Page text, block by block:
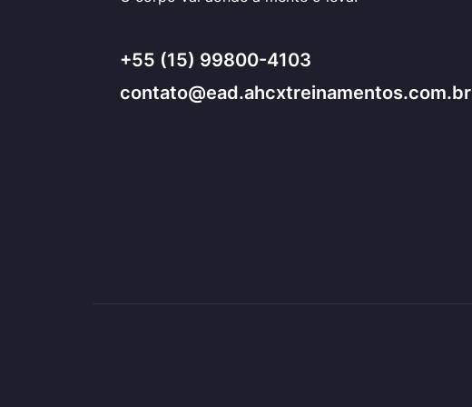
+55 (15) 99800-4103
contato@ead.ahcxtreinamentos.com.br